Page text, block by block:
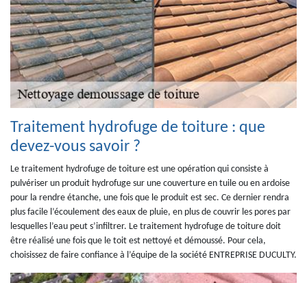
Traitement hydrofuge de toiture : que
devez-vous savoir ?
Le traitement hydrofuge de toiture est une opération qui consiste à
pulvériser un produit hydrofuge sur une couverture en tuile ou en ardoise
pour la rendre étanche, une fois que le produit est sec. Ce dernier rendra
plus facile l’écoulement des eaux de pluie, en plus de couvrir les pores par
lesquelles l’eau peut s’infiltrer. Le traitement hydrofuge de toiture doit
être réalisé une fois que le toit est nettoyé et démoussé. Pour cela,
choisissez de faire confiance à l’équipe de la société ENTREPRISE DUCULTY.